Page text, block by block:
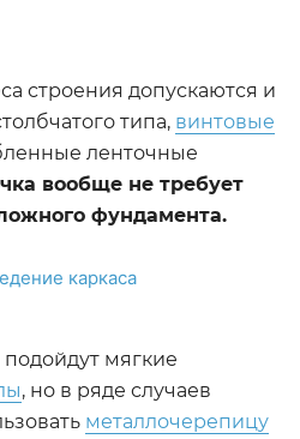
строения допускаются и
типа, винтовые
ленточные
вообще не требует
фундамента.
мягкие
, но в ряде случаев
металлочерепицу